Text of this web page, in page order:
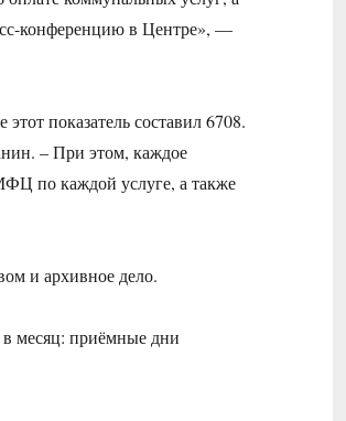
конференцию в Центре», —
показатель составил 6708.
– При этом, каждое
по каждой услуге, а также
и архивное дело.
в месяц: приёмные дни